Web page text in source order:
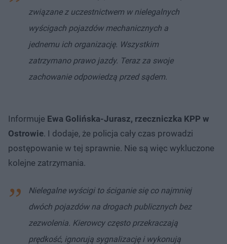
związane z uczestnictwem w nielegalnych
wyścigach pojazdów mechanicznych a
jednemu ich organizację. Wszystkim
zatrzymano prawo jazdy. Teraz za swoje
zachowanie odpowiedzą przed sądem.
Informuje Ewa Golińska-Jurasz, rzeczniczka KPP w
Ostrowie. I dodaje, że policja cały czas prowadzi
postępowanie w tej sprawnie. Nie są więc wykluczone
kolejne zatrzymania.
Nielegalne wyścigi to ściganie się co najmniej
dwóch pojazdów na drogach publicznych bez
zezwolenia. Kierowcy często przekraczają
prędkość, ignorują sygnalizację i wykonują